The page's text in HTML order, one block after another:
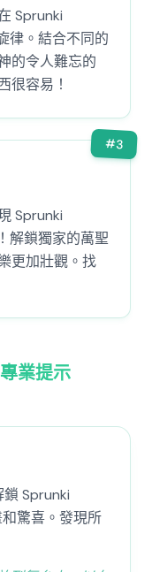
Sprunki
律。結合不同的
的令人難忘的
很容易！
#3
Sprunki
解鎖獨家的萬聖
更加壯觀。找
業提示
Sprunki
驚喜。發現所